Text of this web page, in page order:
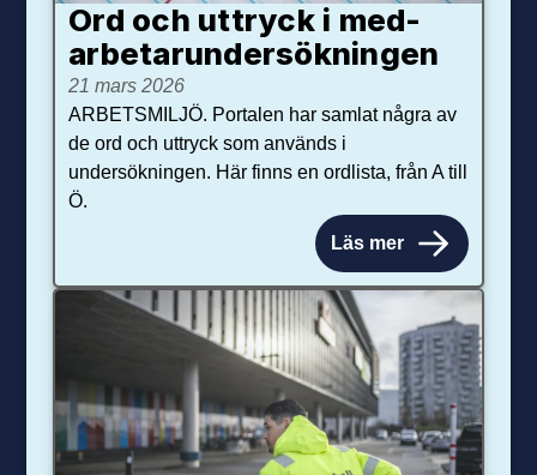
Ord och uttryck i med­­
arbetar­­under­sökningen
21 mars 2026
ARBETSMILJÖ. Portalen har samlat några av
de ord och uttryck som används i
undersökningen. Här finns en ordlista, från A till
Ö.
Läs mer